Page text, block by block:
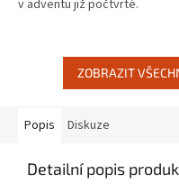
v adventu již počtvrté.
ZOBRAZIT
Popis Diskuze
Detailní popis